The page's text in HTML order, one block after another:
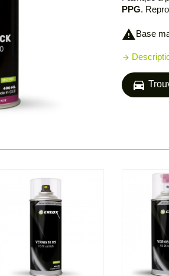
PPG.
warningBase
arrow_forward
directions_car